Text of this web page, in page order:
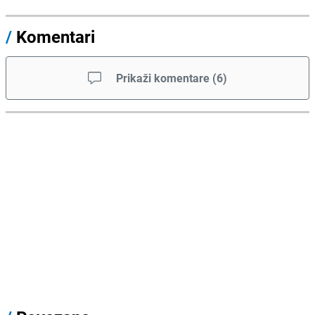
/ Komentari
Prikaži komentare (6)